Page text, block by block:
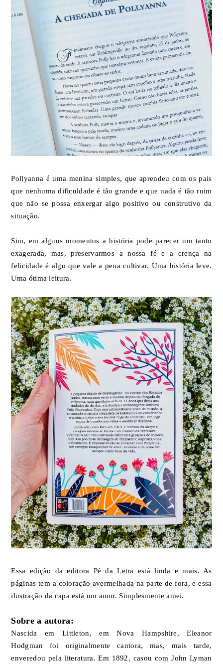
Pollyanna é uma menina simples, que aprendeu com os pais
que nenhuma dificuldade é tão grande e que nada é tão ruim
que não se possa enxergar algo positivo ou construtivo da
situação.⁣
Sim, em alguns momentos a história pode parecer um tanto
exagerada, mas, preservarmos a nossa fé e a crença na
felicidade é algo que vale a pena cultivar. Uma história leve.
Uma ótima leitura.⁣
Essa edição da editora Pé da Letra está linda e mais. As
páginas tem a coloração avermelhada na parte de fora, e essa
ilustração da capa está um amor. Simplesmente amei.
Sobre a autora:
Nascida em Littleton, em Nova Hampshire, Eleanor
Hodgman foi originalmente cantora, mas, mais tarde,
enveredou pela literatura. Em 1892, casou com John Lyman